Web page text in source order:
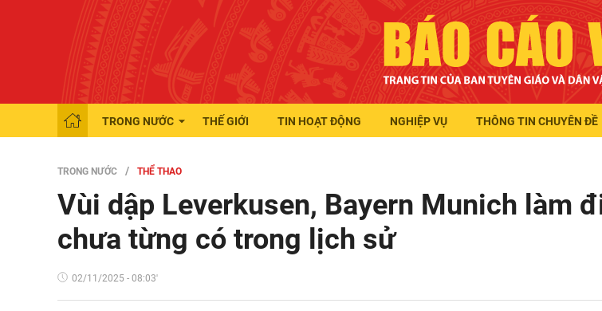
TRONG NƯỚC THẾ GIỚI TIN HOẠT ĐỘNG NGHIỆP VỤ THÔNG TIN CHUYÊN ĐỀ
TRONG NƯỚC THỂ THAO
Vùi dập Leverkusen, Bayern Munich làm
chưa từng có trong lịch sử
02/11/2025 - 08:03'